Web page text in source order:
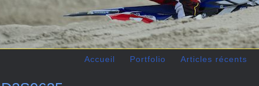
Accueil Portfolio Articles récents